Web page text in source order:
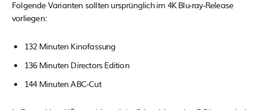
Folgende Varianten sollten ursprünglich im 4K Blu-ray-Release
vorliegen:
132 Minuten Kinofassung
136 Minuten Directors Edition
144 Minuten ABC-Cut